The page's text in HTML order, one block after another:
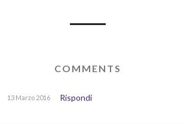
COMMENTS
13 Marzo 2016 Rispondi